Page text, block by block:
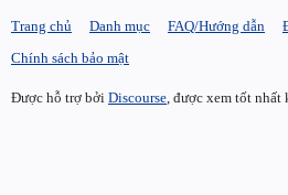
Trang chủ Danh mục FAQ/Hướng dẫn
Chính sách bảo mật
Được hỗ trợ bởi Discourse , được xem tốt